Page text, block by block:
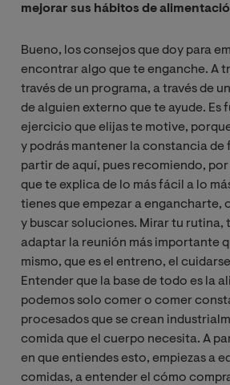
mejorar sus hábitos de
Bueno, los consejos que doy para
encontrar algo que te enganche. A
través de un programa, a través de
de alguien externo que te ayude. Es
ejercicio que elijas te motive,
y podrás mantener la constancia de
partir de aquí, pues recomiendo,
que te explica de lo más fácil a lo
tienes que empezar a engancharte,
y buscar soluciones. Mirar tu rutina,
adaptar la reunión más importante
mismo, que es el entreno, el
Entender que la base de todo es la
podemos solo comer o comer
procesados que se crean
comida que el cuerpo necesita. A
en que entiendes esto, empiezas a
comidas, a entender el cómo